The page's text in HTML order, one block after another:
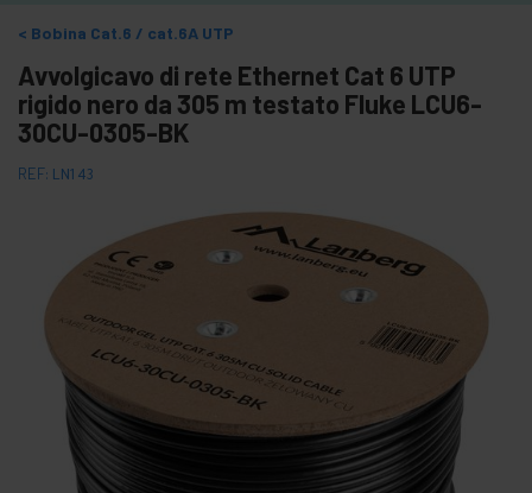
Bobina Cat.6 / cat.6A UTP
Avvolgicavo di rete Ethernet Cat 6 UTP
rigido nero da 305 m testato Fluke LCU6-
30CU-0305-BK
REF: LN143